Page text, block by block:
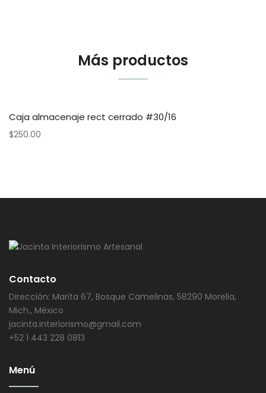
Más productos
Caja almacenaje rect cerrado #30/16
$250.00
Contacto
Dirección: Marita 67, Bosque Camelinas, 58290 Morelia,
Mich., México
jacinta.interiorismo@gmail.com
+52 1 443 228 0813
Menú